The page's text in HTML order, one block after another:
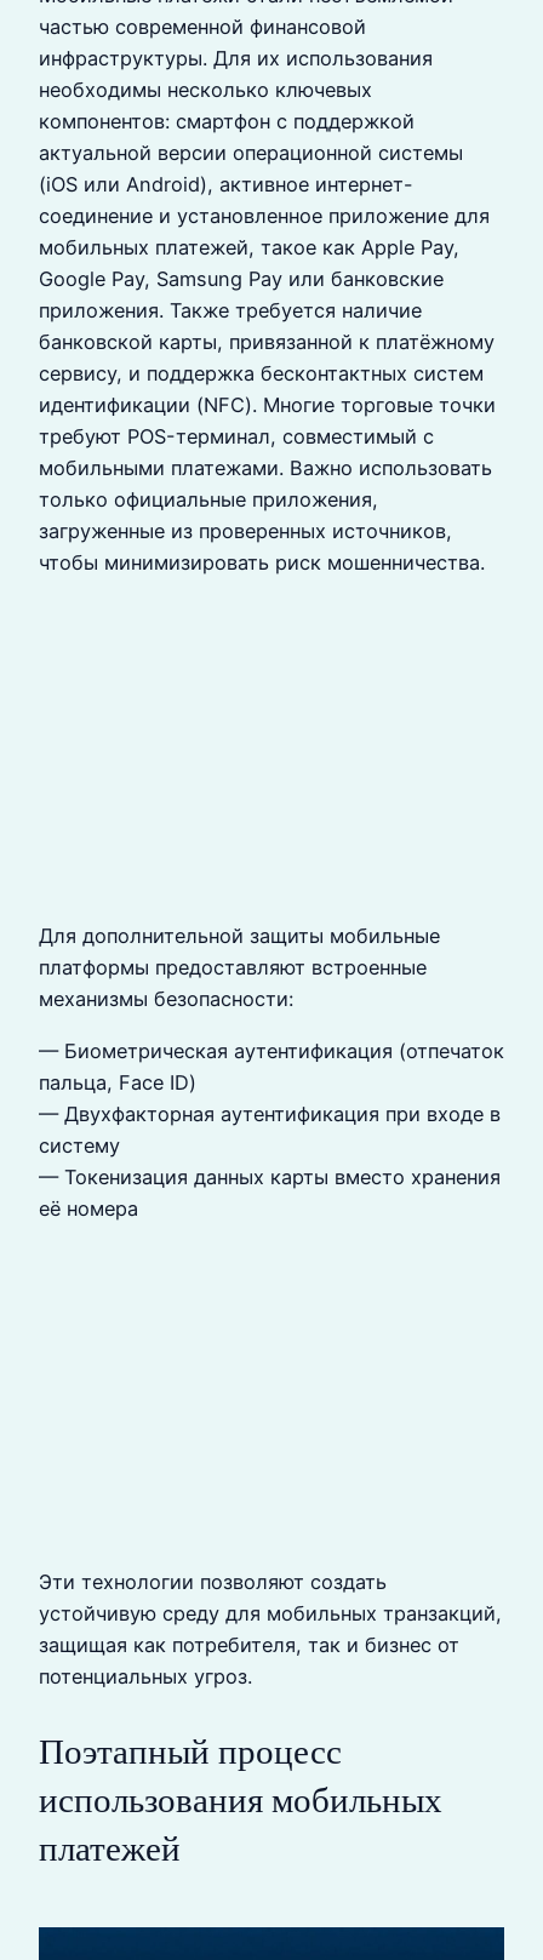
частью современной финансовой
инфраструктуры. Для их использования
необходимы несколько ключевых
компонентов: смартфон с поддержкой
актуальной версии операционной системы
(iOS или Android), активное интернет-
соединение и установленное приложение для
мобильных платежей, такое как Apple Pay,
Google Pay, Samsung Pay или банковские
приложения. Также требуется наличие
банковской карты, привязанной к платёжному
сервису, и поддержка бесконтактных систем
идентификации (NFC). Многие торговые точки
требуют POS-терминал, совместимый с
мобильными платежами. Важно использовать
только официальные приложения,
загруженные из проверенных источников,
чтобы минимизировать риск мошенничества.
Для дополнительной защиты мобильные
платформы предоставляют встроенные
механизмы безопасности:
— Биометрическая аутентификация (отпечаток
пальца, Face ID)
— Двухфакторная аутентификация при входе в
систему
— Токенизация данных карты вместо хранения
её номера
Эти технологии позволяют создать
устойчивую среду для мобильных транзакций,
защищая как потребителя, так и бизнес от
потенциальных угроз.
Поэтапный процесс
использования мобильных
платежей